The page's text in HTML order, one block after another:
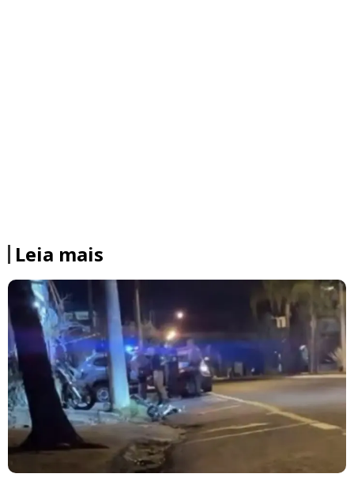
Leia mais